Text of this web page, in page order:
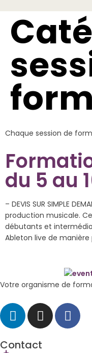
Chaque session de
du 5 au
– DEVIS SUR SIMPLE
production musicale.
débutants et
Ableton live de manière
Votre organisme de
Contact